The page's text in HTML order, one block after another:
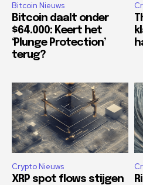
Bitcoin Nieuws
Bitcoin daalt onder
$64.000: Keert het
‘Plunge Protection’
terug?
Crypto Nieuws
XRP spot flows stijgen